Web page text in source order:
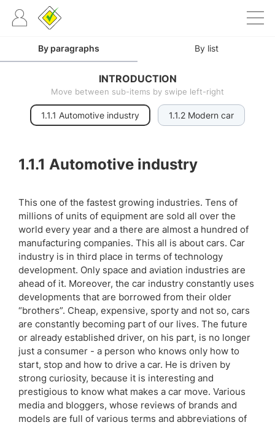
By paragraphs By list
INTRODUCTION
Move between sub-items by swipe left-right
1.1.1 Automotive industry 1.1.2 Modern car
1.1.1 Automotive industry
This one of the fastest growing industries. Tens of
millions of units of equipment are sold all over the
world every year and a there are almost a hundred of
manufacturing companies. This all is about cars. Car
industry is in third place in terms of technology
development. Only space and aviation industries are
ahead of it. Moreover, the car industry constantly uses
developments that are borrowed from their older
“brothers”. Cheap, expensive, sporty and not so, cars
are constantly becoming part of our lives. The future
or already established driver, on his part, is no longer
just a consumer - a person who knows only how to
start, stop and how to drive a car. He is driven by
strong curiosity, because it is interesting and
prestigious to know what makes a car move. Various
media and bloggers, whose reviews of brands and
models are full of various terms and abbreviations of